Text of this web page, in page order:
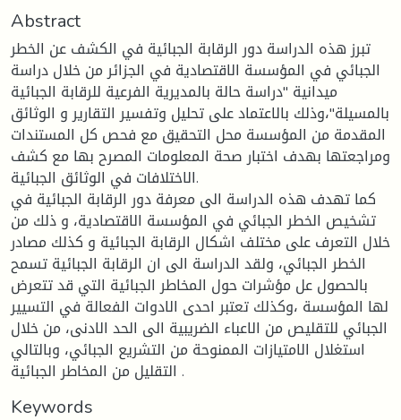
Abstract
تبرز هذه الدراسة دور الرقابة الجبائية في الكشف عن الخطر
الجبائي في المؤسسة الاقتصادية في الجزائر من خلال دراسة
ميدانية "دراسة حالة بالمديرية الفرعية للرقابة الجبائية
بالمسيلة"،وذلك بالاعتماد على تحليل وتفسير التقارير و الوثائق
المقدمة من المؤسسة محل التحقيق مع فحص كل المستندات
ومراجعتها بهدف اختبار صحة المعلومات المصرح بها مع كشف
الاختلافات في الوثائق الجبائية.
كما تهدف هذه الدراسة الى معرفة دور الرقابة الجبائية في
تشخيص الخطر الجبائي في المؤسسة الاقتصادية، و ذلك من
خلال التعرف على مختلف اشكال الرقابة الجبائية و كذلك مصادر
الخطر الجبائي، ولقد الدراسة الى ان الرقابة الجبائية تسمح
بالحصول عل مؤشرات حول المخاطر الجبائية التي قد تتعرض
لها المؤسسة ،وكذلك تعتبر احدى الادوات الفعالة في التسيير
الجبائي للتقليص من الاعباء الضريبية الى الحد الادنى، من خلال
استغلال الامتيازات الممنوحة من التشريع الجبائي، وبالتالي
التقليل من المخاطر الجبائية .
Keywords